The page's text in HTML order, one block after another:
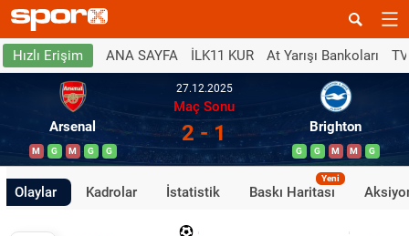
Hızlı Erişim ANA SAYFA İLK11 KUR At Yarışı Bankoları
Arsenal
M G M G G
27.12.2025
Maç Sonu
2 - 1 Brighton
G G M M G
Olaylar Kadrolar İstatistik Baskı Haritası
Yeni